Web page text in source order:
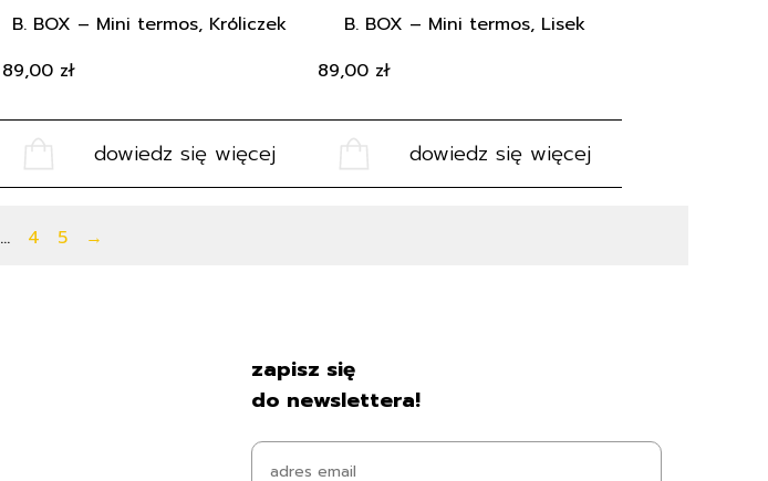
B. BOX – Mini termos, Króliczek
89,00 zł
dowiedz się więcej
B. BOX – Mini termos, Lisek
89,00 zł
dowiedz się więcej
… 4 5 →
zapisz się
do newslettera!